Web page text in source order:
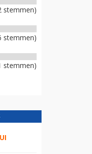
stemmen)
stemmen)
stemmen)